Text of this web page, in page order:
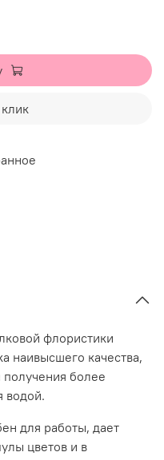
флористики
наивысшего качества,
более
водой.
для работы, дает
цветов и в